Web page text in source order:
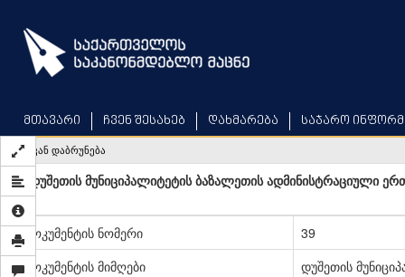
main
content
მთავარი ჩვენ შესახებ დახმარება საჯარო
უკან დაბრუნება
დუშეთის მუნიციპალიტეტის ბაზალეთის ადმინისტრაციული
დოკუმენტის ნომერი
39
დოკუმენტის მიმღები
დუშეთის